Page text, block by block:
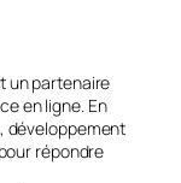
un partenaire
en ligne. En
développement
répondre